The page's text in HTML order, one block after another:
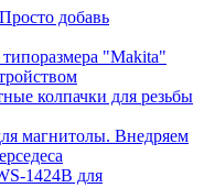
добавь
"Makita"
колпачки для резьбы
магнитолы. Внедряем
1424B для